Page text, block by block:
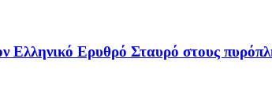
Ελληνικό Ερυθρό Σταυρό στους